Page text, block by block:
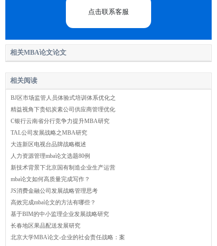
点击联系客服
相关MBA论文论文
相关阅读
BJ区市场监管人员体验式培训体系优化之
精益视角下贵铝炭素公司供应商管理优化
C银行云南省分行竞争力提升MBA研究
TAL公司发展战略之MBA研究
大连新区电视台品牌战略概述
人力资源管理mba论文选题80例
新技术背景下北京国有制造企业生产运营
mba论文如何高质量完成写作？
JS消费金融公司发展战略管理思考
高效完成mba论文的方法有哪些？
基于BIM的中小监理企业发展战略研究
长春地区果品配送发展研究
北京大学MBA论文-企业的社会责任战略：案